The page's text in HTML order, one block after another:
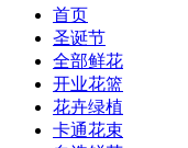
首页
圣诞节
全部鲜花
开业花篮
花卉绿植
卡通花束